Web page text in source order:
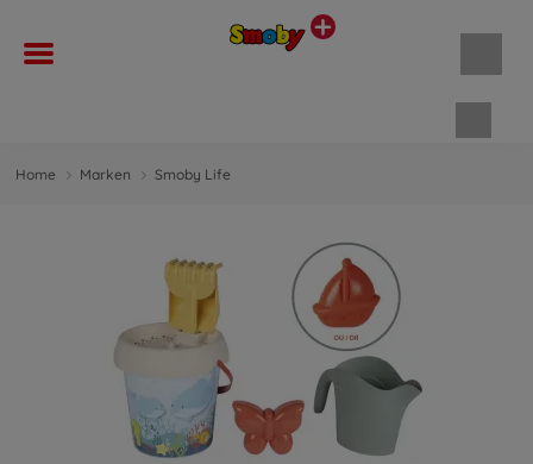
Home Marken Smoby Life